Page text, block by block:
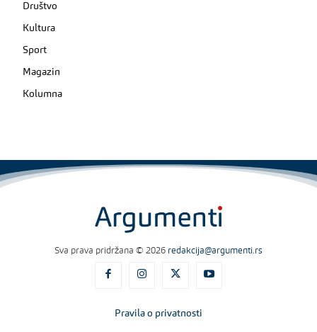
Društvo
Kultura
Sport
Magazin
Kolumna
Sva prava pridržana © 2026 redakcija@argumenti.rs
Pravila o privatnosti